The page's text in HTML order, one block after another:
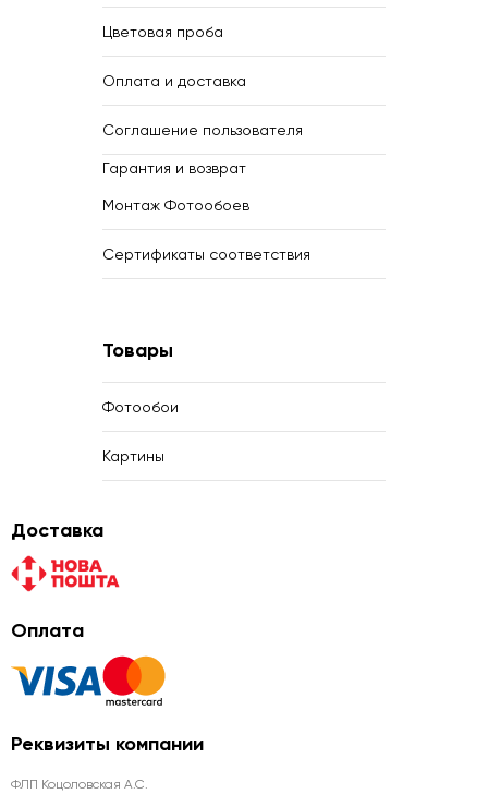
Цветовая проба
Оплата и доставка
Соглашение пользователя
Гарантия и возврат
Монтаж Фотообоев
Сертификаты соответствия
Товары
Фотообои
Картины
Доставка
Оплата
Реквизиты компании
ФЛП Коцоловская А.С.